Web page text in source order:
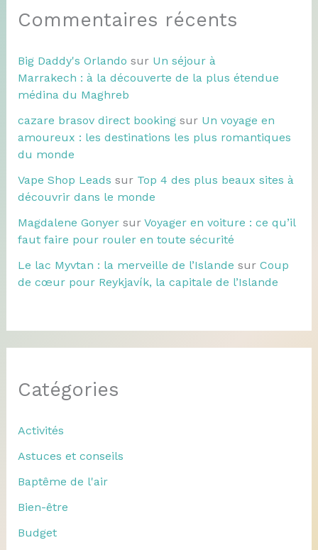
Commentaires récents
Big Daddy's Orlando sur Un séjour à
Marrakech : à la découverte de la plus étendue
médina du Maghreb
cazare brasov direct bookingsur Un voyage en
amoureux : les destinations les plus romantiques
du monde
Vape Shop Leads sur Top 4 des plus beaux sites à
découvrir dans le monde
Magdalene Gonyersur Voyager en voiture : ce qu’il
faut faire pour rouler en toute sécurité
Le lac Myvtan : la merveille de l’Islande sur Coup
de cœur pour Reykjavík, la capitale de l’Islande
Catégories
Activités
Astuces et conseils
Baptême de l'air
Bien-être
Budget